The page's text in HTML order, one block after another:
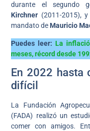
durante el segundo
Kirchner (2011-2015),
mandato de Mauricio
Puedes leer: La
meses, récord desde
En 2022 hasta
difícil
La Fundación
(FADA) realizó un
comer con amigos.